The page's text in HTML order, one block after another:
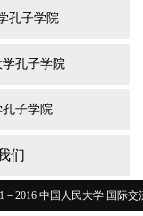
孔子学院
孔子学院
孔子学院
们
－2016 中国人民大学 国